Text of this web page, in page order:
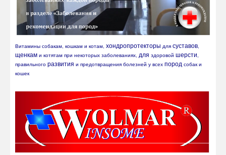
Витамины собакам, кошкам и котам, хондропротекторы для суставов
щенкам и котятам при некоторых заболеваниях, для здоровой шерсти
правильного развития и предотвращения болезней у всех пород собак и
кошек